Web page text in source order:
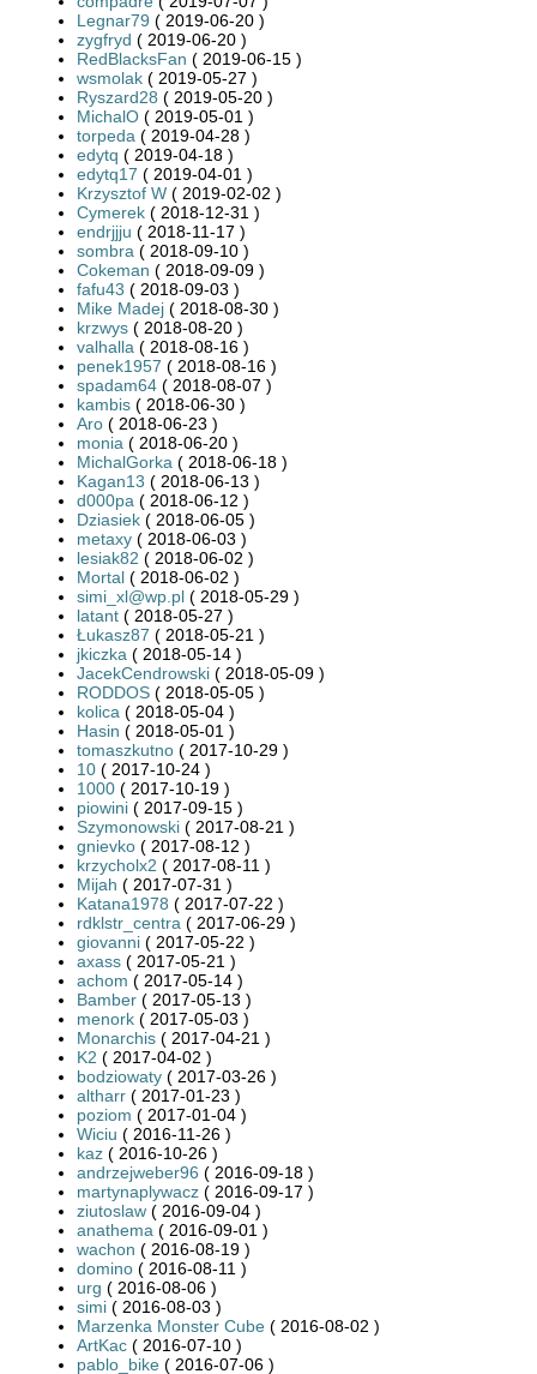
Legnar79 ( 2019-06-20 )
zygfryd ( 2019-06-20 )
RedBlacksFan ( 2019-06-15 )
wsmolak ( 2019-05-27 )
Ryszard28 ( 2019-05-20 )
MichalO ( 2019-05-01 )
torpeda ( 2019-04-28 )
edytq ( 2019-04-18 )
edytq17 ( 2019-04-01 )
Krzysztof W ( 2019-02-02 )
Cymerek ( 2018-12-31 )
endrjjju ( 2018-11-17 )
sombra ( 2018-09-10 )
Cokeman ( 2018-09-09 )
fafu43 ( 2018-09-03 )
Mike Madej ( 2018-08-30 )
krzwys ( 2018-08-20 )
valhalla ( 2018-08-16 )
penek1957 ( 2018-08-16 )
spadam64 ( 2018-08-07 )
kambis ( 2018-06-30 )
Aro ( 2018-06-23 )
monia ( 2018-06-20 )
MichalGorka ( 2018-06-18 )
Kagan13 ( 2018-06-13 )
d000pa ( 2018-06-12 )
Dziasiek ( 2018-06-05 )
metaxy ( 2018-06-03 )
lesiak82 ( 2018-06-02 )
Mortal ( 2018-06-02 )
simi_xl@wp.pl ( 2018-05-29 )
latant ( 2018-05-27 )
Łukasz87 ( 2018-05-21 )
jkiczka ( 2018-05-14 )
JacekCendrowski ( 2018-05-09 )
RODDOS ( 2018-05-05 )
kolica ( 2018-05-04 )
Hasin ( 2018-05-01 )
tomaszkutno ( 2017-10-29 )
10 ( 2017-10-24 )
1000 ( 2017-10-19 )
piowini ( 2017-09-15 )
Szymonowski ( 2017-08-21 )
gnievko ( 2017-08-12 )
krzycholx2 ( 2017-08-11 )
Mijah ( 2017-07-31 )
Katana1978 ( 2017-07-22 )
rdklstr_centra ( 2017-06-29 )
giovanni ( 2017-05-22 )
axass ( 2017-05-21 )
achom ( 2017-05-14 )
Bamber ( 2017-05-13 )
menork ( 2017-05-03 )
Monarchis ( 2017-04-21 )
K2 ( 2017-04-02 )
bodziowaty ( 2017-03-26 )
altharr ( 2017-01-23 )
poziom ( 2017-01-04 )
Wiciu ( 2016-11-26 )
kaz ( 2016-10-26 )
andrzejweber96 ( 2016-09-18 )
martynaplywacz ( 2016-09-17 )
ziutoslaw ( 2016-09-04 )
anathema ( 2016-09-01 )
wachon ( 2016-08-19 )
domino ( 2016-08-11 )
urg ( 2016-08-06 )
simi ( 2016-08-03 )
Marzenka Monster Cube ( 2016-08-02 )
ArtKac ( 2016-07-10 )
pablo_bike ( 2016-07-06 )